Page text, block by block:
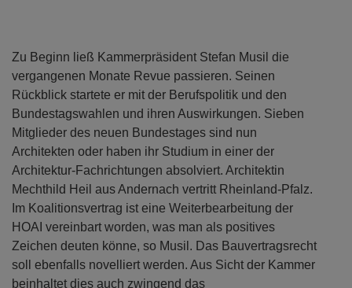
Zu Beginn ließ Kammerpräsident Stefan Musil die
vergangenen Monate Revue passieren. Seinen
Rückblick startete er mit der Berufspolitik und den
Bundestagswahlen und ihren Auswirkungen. Sieben
Mitglieder des neuen Bundestages sind nun
Architekten oder haben ihr Studium in einer der
Architektur-Fachrichtungen absolviert. Architektin
Mechthild Heil aus Andernach vertritt Rheinland-Pfalz.
Im Koalitionsvertrag ist eine Weiterbearbeitung der
HOAI vereinbart worden, was man als positives
Zeichen deuten könne, so Musil. Das Bauvertragsrecht
soll ebenfalls novelliert werden. Aus Sicht der Kammer
beinhaltet dies auch zwingend das